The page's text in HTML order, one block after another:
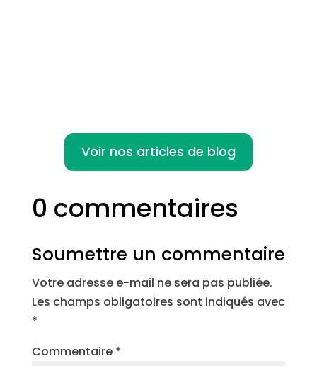
Voir nos articles de blog
0 commentaires
Soumettre un commentaire
Votre adresse e-mail ne sera pas publiée.
Les champs obligatoires sont indiqués avec
*
Commentaire *